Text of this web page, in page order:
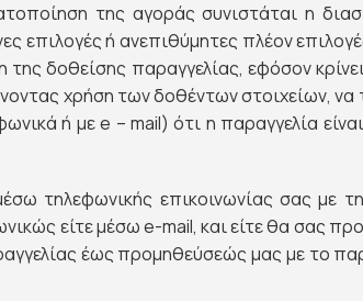
της αγοράς συνιστάται η
επιλογές ή ανεπιθύμητες πλέον
δοθείσης παραγγελίας, εφόσον
χρήση των δοθέντων στοιχείων, να
ή με e – mail) ότι η παραγγελία
τηλεφωνικής επικοινωνίας σας με
είτε μέσω e-mail, και είτε θα σας
έως προμηθεύσεώς μας με το